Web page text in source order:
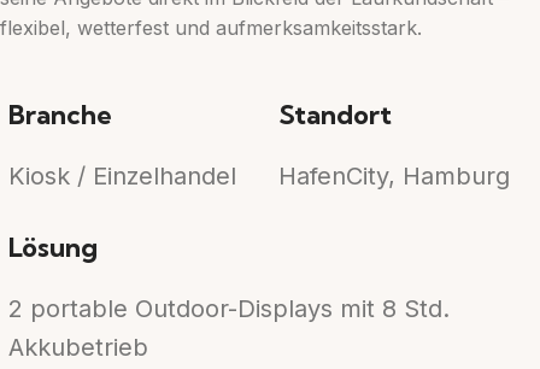
flexibel, wetterfest und aufmerksamkeitsstark.
Branche
Kiosk / Einzelhandel
Standort
HafenCity, Hamburg
Lösung
2 portable Outdoor-Displays mit 8 Std.
Akkubetrieb